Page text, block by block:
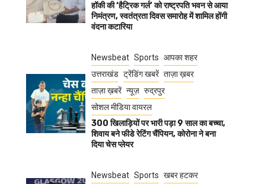
हॉकी की ‘हैट्रिक गर्ल’ को राष्ट्रपति भवन से आया
निमंत्रण, स्वतंत्रता दिवस समारोह में शामिल होंगी
वंदना कटारिया
Newsbeat Sports आपका शहर
उत्तराखंड ट्रेंडिंग खबरें ताज़ा ख़बर
ताज़ा ख़बरें न्यूज़ रुद्रपुर
सोशल मीडिया वायरल
300 खिलाड़ियों पर भारी पड़ा 9 साल का बच्चा,
शिवाय बने फीडे रेटिंग चैंपियन, कोरोना ने बना
दिया चेस प्लेयर
Newsbeat Sports खबर हटकर